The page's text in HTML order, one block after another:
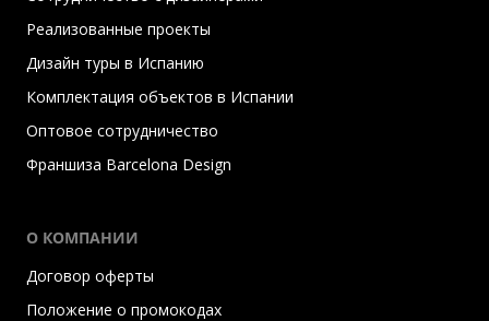
Реализованные проекты
Дизайн туры в Испанию
Комплектация объектов в Испании
Оптовое сотрудничество
Франшиза Barcelona Design
О КОМПАНИИ
Договор оферты
Положение о промокодах